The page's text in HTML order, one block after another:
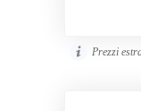
Prezzi